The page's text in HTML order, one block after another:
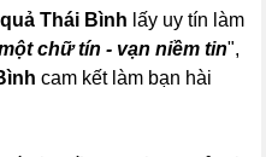
Thái Bình lấy uy tín làm
chữ tín - vạn niềm tin",
cam kết làm bạn hài